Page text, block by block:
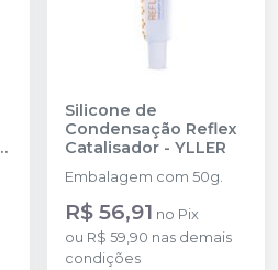
Silicone de
Condensação Reflex
Catalisador - YLLER
Embalagem com 50g.
R$ 56,91 no Pix
ou R$ 59,90 nas demais
condições